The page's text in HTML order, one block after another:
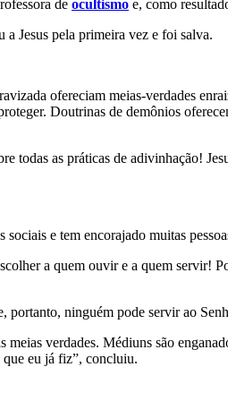
de ocultismo e, como
a Jesus pela primeira vez e foi salva.
ofereciam meias-verdades
Doutrinas de demônios
todas as práticas de adivinhação!
e tem encorajado muitas
a quem ouvir e a quem servir!
portanto, ninguém pode servir ao
verdades. Médiuns são
que eu já fiz”, concluiu.